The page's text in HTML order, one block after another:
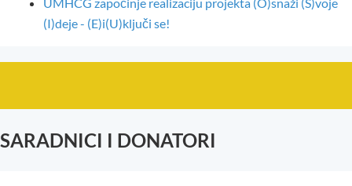
(I)deje - (E)i(U)ključi se!
SARADNICI I DONATORI